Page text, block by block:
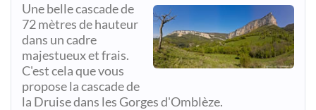
Une belle cascade de
72 mètres de hauteur
dans un cadre
majestueux et frais.
C'est cela que vous
propose la cascade de
la Druise dans les Gorges d'Omblèze.